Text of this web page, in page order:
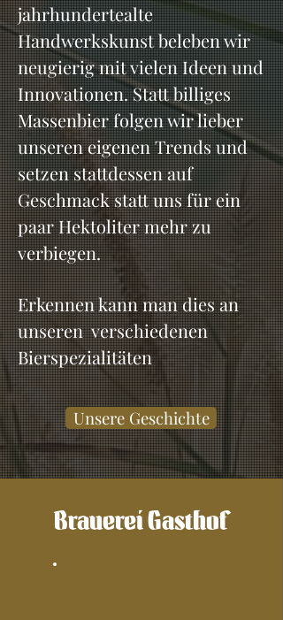
jahrhundertealte
Handwerkskunst beleben wir
neugierig mit vielen Ideen und
Innovationen. Statt billiges
Massenbier folgen wir lieber
unseren eigenen Trends und
setzen stattdessen auf
Geschmack statt uns für ein
paar Hektoliter mehr zu
verbiegen.
Erkennen kann man dies an
unseren verschiedenen
Bierspezialitäten
Unsere Geschichte
Brauerei Gasthof